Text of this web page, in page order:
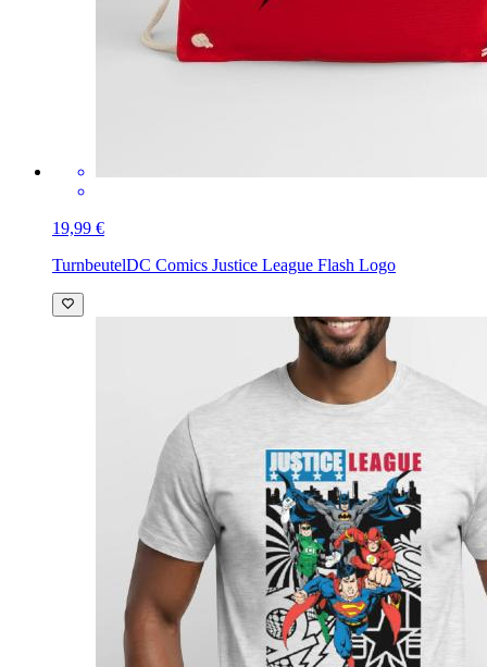
19,99 €
TurnbeutelDC Comics Justice League Flash Logo